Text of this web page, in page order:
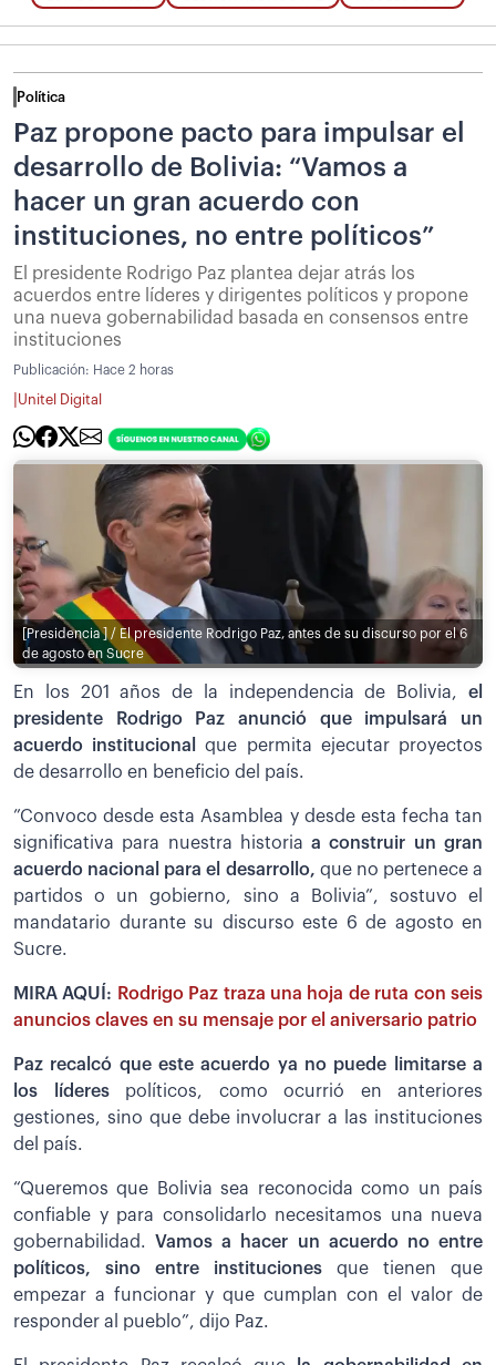
Política
Paz propone pacto para impulsar el
desarrollo de Bolivia: “Vamos a
hacer un gran acuerdo con
instituciones, no entre políticos”
El presidente Rodrigo Paz plantea dejar atrás los
acuerdos entre líderes y dirigentes políticos y propone
una nueva gobernabilidad basada en consensos entre
instituciones
Publicación: Hace 2 horas
Unitel Digital
[Presidencia ] / El presidente Rodrigo Paz, antes de su discurso por el 6
de agosto en Sucre
En los 201 años de la independencia de Bolivia, el
presidente Rodrigo Paz anunció que impulsará un
acuerdo institucional
que permita ejecutar proyectos
de desarrollo en beneficio del país.
”Convoco desde esta Asamblea y desde esta fecha tan
significativa para nuestra historiaa construir un gran
acuerdo nacional para el desarrollo, que no pertenece a
partidos o un gobierno, sino a Bolivia”, sostuvo el
mandatario durante su discurso este 6 de agosto en
Sucre.
MIRA AQUÍ: Rodrigo Paz traza una hoja de ruta con seis
anuncios claves en su mensaje por el aniversario patrio
Paz recalcó que este acuerdo ya no puede limitarse a
los líderespolíticos, como ocurrió en anteriores
gestiones, sino que debe involucrar a las instituciones
del país.
“Queremos que Bolivia sea reconocida como un país
confiable y para consolidarlo necesitamos una nueva
gobernabilidad.
Vamos a hacer un acuerdo no entre
políticos, sino entre instituciones que tienen que
empezar a funcionar y que cumplan con el valor de
responder al pueblo”, dijo Paz.